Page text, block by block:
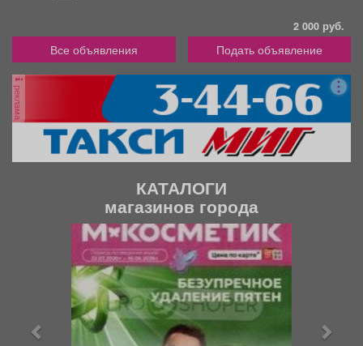
2 000 руб.
Все объявления Подать объявление
реклама
КАТАЛОГИ
магазинов города